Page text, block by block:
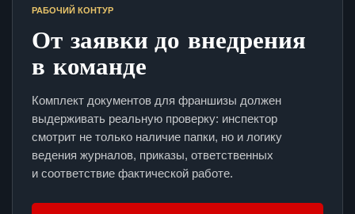
РАБОЧИЙ КОНТУР
От заявки до внедрения
в команде
Комплект документов для франшизы должен
выдерживать реальную проверку: инспектор
смотрит не только наличие папки, но и логику
ведения журналов, приказы, ответственных
и соответствие фактической работе.